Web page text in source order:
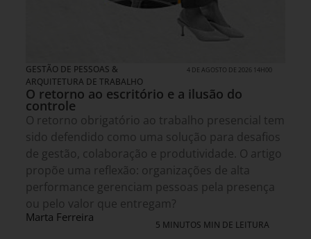
GESTÃO DE PESSOAS &
ARQUITETURA DE TRABALHO
4 DE AGOSTO DE 2026 14H00
O retorno ao escritório e a ilusão do
controle
O retorno obrigatório ao trabalho presencial tem
sido defendido como uma solução para desafios
de gestão, colaboração e produtividade. O artigo
propõe uma reflexão: organizações de alta
performance gerenciam pessoas pela presença
ou pelo valor que entregam?
Marta Ferreira
5 MINUTOS MIN DE LEITURA